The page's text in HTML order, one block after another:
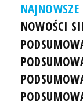
NOWOŚCI